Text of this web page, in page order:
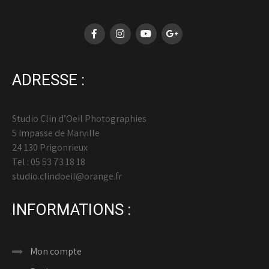
ADRESSE :
Studio Clin d’Oeil Photographies
5 Impasse de Marville
24 130 Prigonrieux
Tel : 05 53 73 18 18
studio.clindoeil@orange.fr
INFORMATIONS :
Mon compte